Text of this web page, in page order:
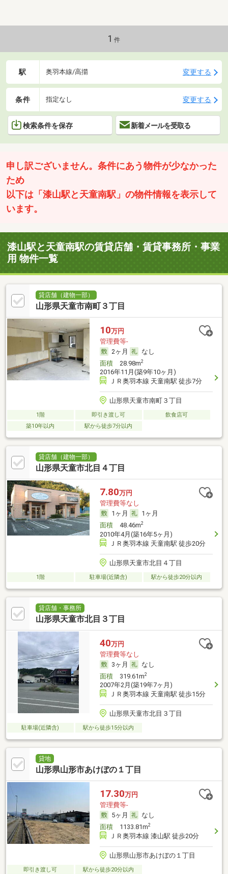
1 件
駅 奥羽本線/高擶 変更する
条件 指定なし 変更する
検索条件を保存 新着メールを受取る
申し訳ございません。条件にあう物件が少なかった
ため
以下は「漆山駅と天童南駅」の物件情報を表示して
います。
漆山駅と天童南駅の賃貸店舗・賃貸事務所・事業
用 物件一覧
貸店舗（建物一部）
山形県天童市南町３丁目
10万円
管理費等-
2ヶ月
なし
面積28.98m2
2016年11月(築9年10ヶ月)
ＪＲ奥羽本線 天童南駅 徒歩7分
山形県天童市南町３丁目
1階 即引き渡し可
飲食店可
築10年以内
駅から徒歩7分以内
貸店舗（建物一部）
山形県天童市北目４丁目
7.80万円
管理費等なし
1ヶ月
1ヶ月
面積48.46m2
2010年4月(築16年5ヶ月)
ＪＲ奥羽本線 天童南駅 徒歩20分
山形県天童市北目４丁目
1階 駐車場(近隣含) 駅から徒歩20分以内
貸店舗・事務所
山形県天童市北目３丁目
40万円
管理費等なし
3ヶ月
なし
面積319.61m2
2007年2月(築19年7ヶ月)
ＪＲ奥羽本線 天童南駅 徒歩15分
山形県天童市北目３丁目
駐車場(近隣含) 駅から徒歩15分以内
貸地
山形県山形市あけぼの１丁目
17.30万円
管理費等-
5ヶ月
なし
面積1133.81m2
ＪＲ奥羽本線 漆山駅 徒歩20分
山形県山形市あけぼの１丁目
即引き渡し可 駅から徒歩20分以内